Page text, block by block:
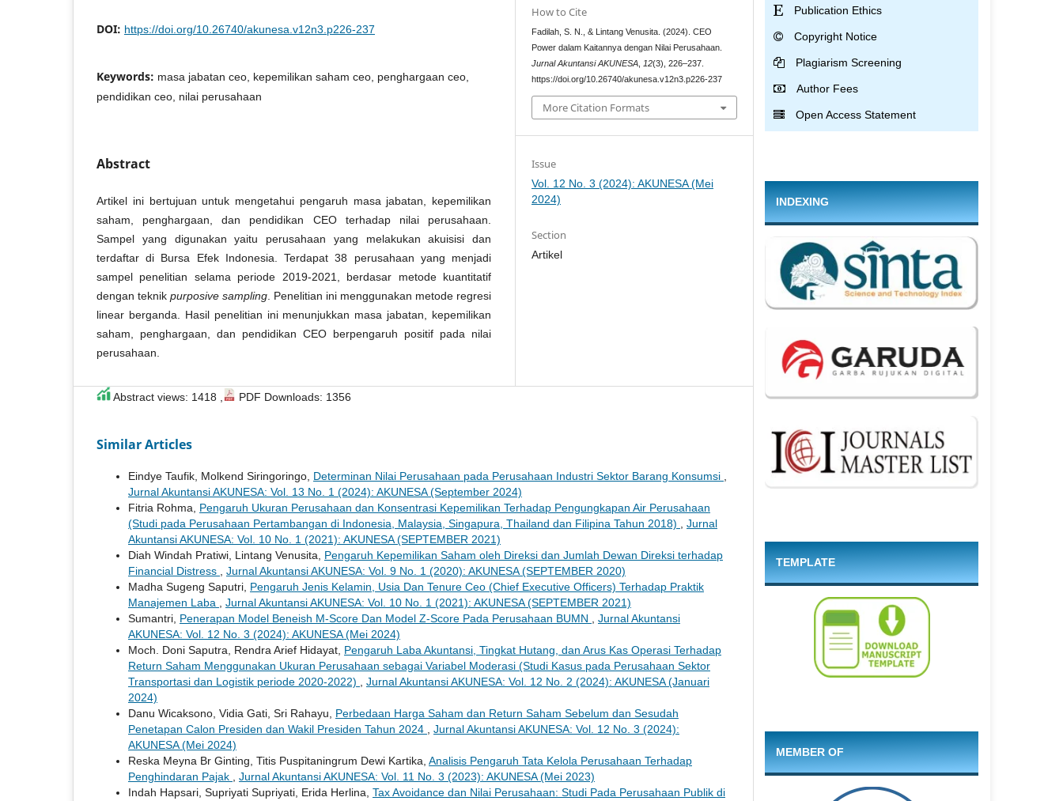
DOI: https://doi.org/10.26740/akunesa.v12n3.p226-237
Keywords: masa jabatan ceo, kepemilikan saham ceo, penghargaan ceo,
pendidikan ceo, nilai perusahaan
Abstract
Artikel ini bertujuan untuk mengetahui pengaruh masa jabatan, kepemilikan
saham, penghargaan, dan pendidikan CEO terhadap nilai perusahaan.
Sampel yang digunakan yaitu perusahaan yang melakukan akuisisi dan
terdaftar di Bursa Efek Indonesia. Terdapat 38 perusahaan yang menjadi
sampel penelitian selama periode 2019-2021, berdasar metode kuantitatif
dengan teknik purposive sampling. Penelitian ini menggunakan metode regresi
linear berganda. Hasil penelitian ini menunjukkan masa jabatan, kepemilikan
saham, penghargaan, dan pendidikan CEO berpengaruh positif pada nilai
perusahaan.
How to Cite
Fadilah, S. N., & Lintang Venusita. (2024). CEO
Power dalam Kaitannya dengan Nilai Perusahaan.
Jurnal Akuntansi AKUNESA 12(3), 226–237.
https://doi.org/10.26740/akunesa.v12n3.p226-237
More Citation Formats
Issue
Vol. 12 No. 3 (2024): AKUNESA (Mei
2024)
Section
Artikel
Abstract views: 1418 , PDF Downloads: 1356
Similar Articles
Eindye Taufik, Molkend Siringoringo, Determinan Nilai Perusahaan pada Perusahaan Industri Sektor Barang Konsumsi ,
Jurnal Akuntansi AKUNESA: Vol. 13 No. 1 (2024): AKUNESA (September 2024)
Fitria Rohma, Pengaruh Ukuran Perusahaan dan Konsentrasi Kepemilikan Terhadap Pengungkapan Air Perusahaan
(Studi pada Perusahaan Pertambangan di Indonesia, Malaysia, Singapura, Thailand dan Filipina Tahun 2018) , Jurnal
Akuntansi AKUNESA: Vol. 10 No. 1 (2021): AKUNESA (SEPTEMBER 2021)
Diah Windah Pratiwi, Lintang Venusita, Pengaruh Kepemilikan Saham oleh Direksi dan Jumlah Dewan Direksi terhadap
Financial Distress , Jurnal Akuntansi AKUNESA: Vol. 9 No. 1 (2020): AKUNESA (SEPTEMBER 2020)
Madha Sugeng Saputri, Pengaruh Jenis Kelamin, Usia Dan Tenure Ceo (Chief Executive Officers) Terhadap Praktik
Manajemen Laba , Jurnal Akuntansi AKUNESA: Vol. 10 No. 1 (2021): AKUNESA (SEPTEMBER 2021)
Sumantri, Penerapan Model Beneish M-Score Dan Model Z-Score Pada Perusahaan BUMN , Jurnal Akuntansi
AKUNESA: Vol. 12 No. 3 (2024): AKUNESA (Mei 2024)
Moch. Doni Saputra, Rendra Arief Hidayat, Pengaruh Laba Akuntansi, Tingkat Hutang, dan Arus Kas Operasi Terhadap
Return Saham Menggunakan Ukuran Perusahaan sebagai Variabel Moderasi (Studi Kasus pada Perusahaan Sektor
Transportasi dan Logistik periode 2020-2022) , Jurnal Akuntansi AKUNESA: Vol. 12 No. 2 (2024): AKUNESA (Januari
2024)
Danu Wicaksono, Vidia Gati, Sri Rahayu, Perbedaan Harga Saham dan Return Saham Sebelum dan Sesudah
Penetapan Calon Presiden dan Wakil Presiden Tahun 2024 , Jurnal Akuntansi AKUNESA: Vol. 12 No. 3 (2024):
AKUNESA (Mei 2024)
Reska Meyna Br Ginting, Titis Puspitaningrum Dewi Kartika, Analisis Pengaruh Tata Kelola Perusahaan Terhadap
Penghindaran Pajak , Jurnal Akuntansi AKUNESA: Vol. 11 No. 3 (2023): AKUNESA (Mei 2023)
Indah Hapsari, Supriyati Supriyati, Erida Herlina, Tax Avoidance dan Nilai Perusahaan: Studi Pada Perusahaan Publik di
Publication Ethics
Copyright Notice
Plagiarism Screening
Author Fees
Open Access Statement
INDEXING
TEMPLATE
MEMBER OF